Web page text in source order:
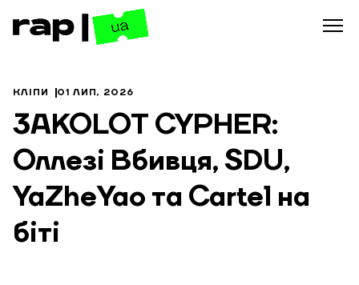
КЛІПИ 01 ЛИП, 2026
3AKOLOT CYPHER:
Оллезі Вбивця, SDU,
YaZheYao та Cartel на
біті